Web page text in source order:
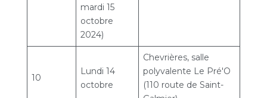
mardi 15
octobre
2024)
10
Lundi 14
octobre
Chevrières, salle
polyvalente Le Pré'O
(110 route de Saint-